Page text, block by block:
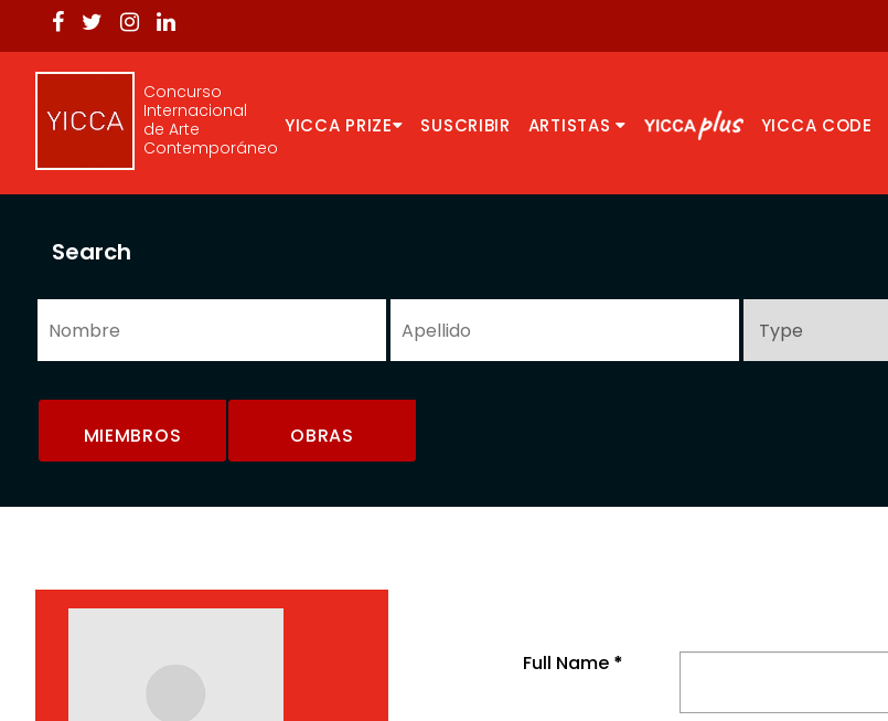
Concurso
Internacional
de Arte
Contemporáneo
YICCA PRIZE SUSCRIBIR ARTISTAS YICCA CODE
Search
MIEMBROS OBRAS
Full Name *